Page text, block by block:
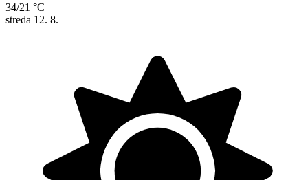
34/21 °C
streda 12. 8.